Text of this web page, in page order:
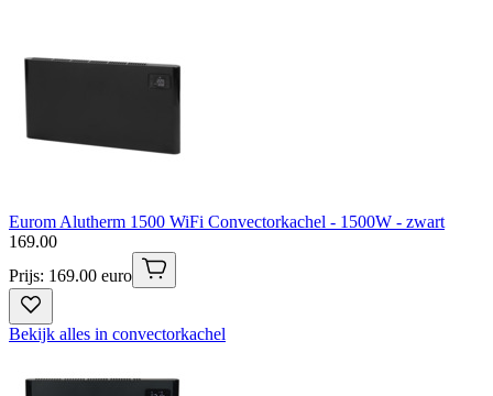
Eurom Alutherm 1500 WiFi Convectorkachel - 1500W - zwart
169.00
Prijs: 169.00 euro
Bekijk alles in convectorkachel